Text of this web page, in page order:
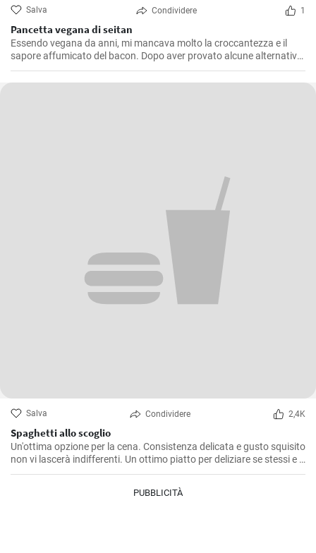
Salva Condividere 1
Pancetta vegana di seitan
Essendo vegana da anni, mi mancava molto la croccantezza e il
sapore affumicato del bacon. Dopo aver provato alcune alternative
a base vegetale che non mi soddisfacevano pienamente, ho deciso
di creare il mio bacon vegano. Dopo innumerevoli esperimenti e
Salva Condividere 2,4K
Spaghetti allo scoglio
Un'ottima opzione per la cena. Consistenza delicata e gusto squisito
non vi lascerà indifferenti. Un ottimo piatto per deliziare se stessi e i
propri cari. La ricetta per fare gli spaghetti è semplice e accessibile a
PUBBLICITÀ